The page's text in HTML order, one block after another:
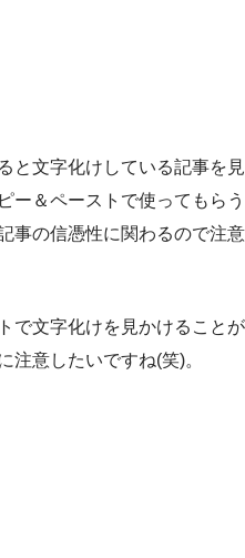
と文字化けしている記事を見
ー＆ペーストで使ってもらう
事の信憑性に関わるので注意
で文字化けを見かけることが
注意したいですね(笑)。